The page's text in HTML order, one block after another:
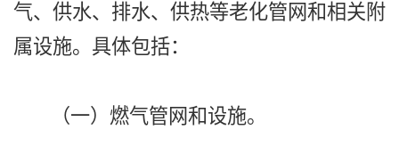
气、供水、排水、供热等老化管网和相关附
属设施。具体包括：
（一）燃气管网和设施。